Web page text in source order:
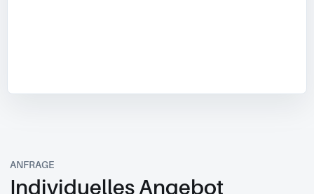
ANFRAGE
Individuelles Angebot